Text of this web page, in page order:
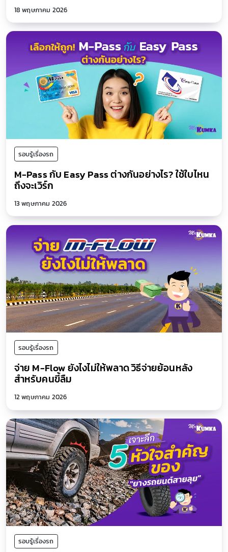
18 พฤษภาคม 2026
รอบรู้เรื่องรถ
M-Pass กับ Easy Pass ต่างกันอย่างไร? ใช้ใบไหน
ถึงจะเวิร์ก
13 พฤษภาคม 2026
รอบรู้เรื่องรถ
จ่าย M-Flow ยังไงไม่ให้พลาด วิธีจ่ายย้อนหลัง
สำหรับคนขี้ลืม
12 พฤษภาคม 2026
รอบรู้เรื่องรถ